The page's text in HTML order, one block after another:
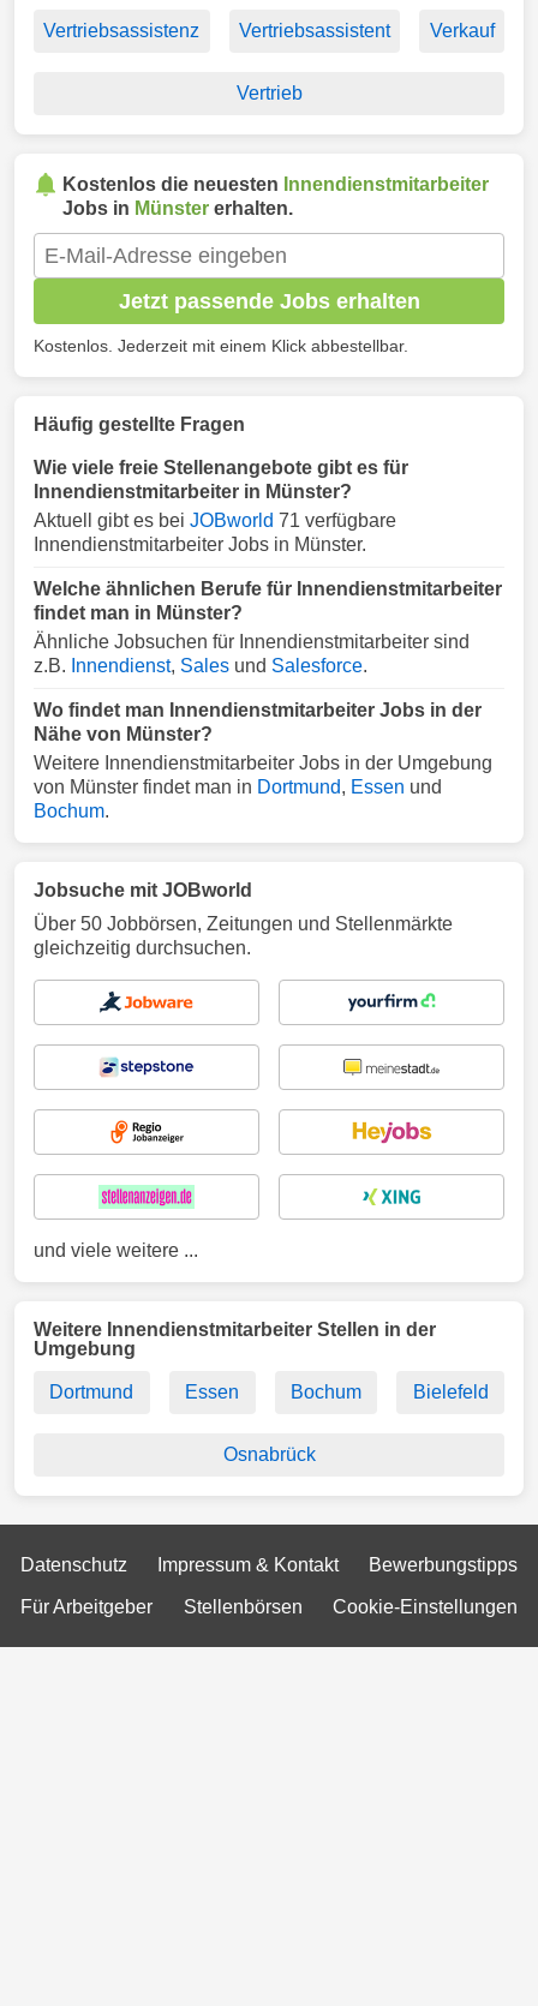
Vertriebsassistenz Vertriebsassistent Verkauf
Vertrieb
Kostenlos die neuesten Innendienstmitarbeiter
Jobs in Münster erhalten.
Jetzt passende Jobs erhalten
Kostenlos. Jederzeit mit einem Klick abbestellbar.
Häufig gestellte Fragen
Wie viele freie Stellenangebote gibt es für
Innendienstmitarbeiter in Münster?
Aktuell gibt es bei JOBworld 71 verfügbare
Innendienstmitarbeiter Jobs in Münster.
Welche ähnlichen Berufe für Innendienstmitarbeiter
findet man in Münster?
Ähnliche Jobsuchen für Innendienstmitarbeiter sind
z.B. Innendienst, Sales und Salesforce.
Wo findet man Innendienstmitarbeiter Jobs in der
Nähe von Münster?
Weitere Innendienstmitarbeiter Jobs in der Umgebung
von Münster findet man in Dortmund, Essen und
Bochum.
Jobsuche mit JOBworld
Über 50 Jobbörsen, Zeitungen und Stellenmärkte
gleichzeitig durchsuchen.
und viele weitere ...
Weitere Innendienstmitarbeiter Stellen in der
Umgebung
Dortmund Essen Bochum Bielefeld
Osnabrück
Datenschutz Impressum & Kontakt Bewerbungstipps
Für Arbeitgeber Stellenbörsen Cookie-Einstellungen